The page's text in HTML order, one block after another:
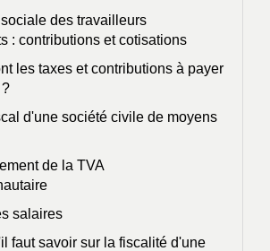
des travailleurs
: contributions et cotisations
les taxes et contributions à payer
d'une société civile de moyens
de la TVA
salaires
faut savoir sur la fiscalité d'une